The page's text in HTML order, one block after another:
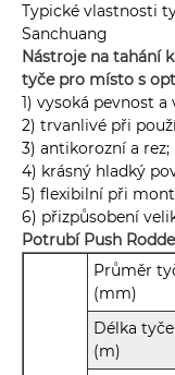
Typické vlastnosti
Sanchuang
Nástroje na tahání
tyče pro místo s
1) vysoká pevnost a
2) trvanlivé při
3) antikorozní a rez;
4) krásný hladký
5) flexibilní při
6) přizpůsobení
Potrubí Push
Průměr
(mm)
Délka tyče
(m)